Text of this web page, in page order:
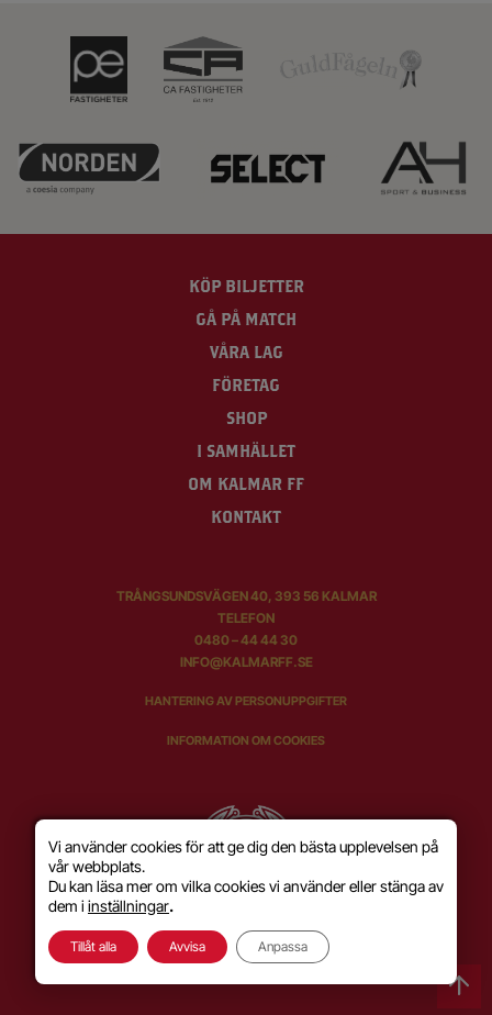
KÖP BILJETTER
GÅ PÅ MATCH
VÅRA LAG
FÖRETAG
SHOP
I SAMHÄLLET
OM KALMAR FF
KONTAKT
TRÅNGSUNDSVÄGEN 40, 393 56 KALMAR
TELEFON
0480 – 44 44 30
INFO@KALMARFF.SE
HANTERING AV PERSONUPPGIFTER
INFORMATION OM COOKIES
Vi använder cookies för att ge dig den bästa upplevelsen på
vår webbplats.
Du kan läsa mer om vilka cookies vi använder eller stänga av
dem i inställningar.
Tillåt alla Avvisa Anpassa